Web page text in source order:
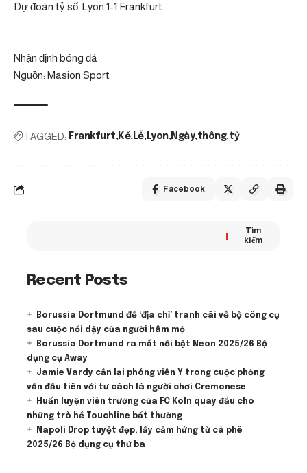
Dự đoán tỷ số: Lyon 1-1 Frankfurt.
Nhận định bóng đá
Nguồn: Masion Sport
TAGGED: Frankfurt Kế Lễ Lyon Ngày thông tỷ
Facebook
Tìm
kiếm
Recent Posts
Borussia Dortmund để ‘địa chỉ’ tranh cãi về bộ công cụ
sau cuộc nổi dậy của người hâm mộ
Borussia Dortmund ra mắt nổi bật Neon 2025/26 Bộ
dụng cụ Away
Jamie Vardy cắn lại phóng viên Ý trong cuộc phỏng
vấn đầu tiên với tư cách là người chơi Cremonese
Huấn luyện viên trưởng của FC Koln quay đầu cho
những trò hề Touchline bất thường
Napoli Drop tuyệt đẹp, lấy cảm hứng từ cà phê
2025/26 Bộ dụng cụ thứ ba